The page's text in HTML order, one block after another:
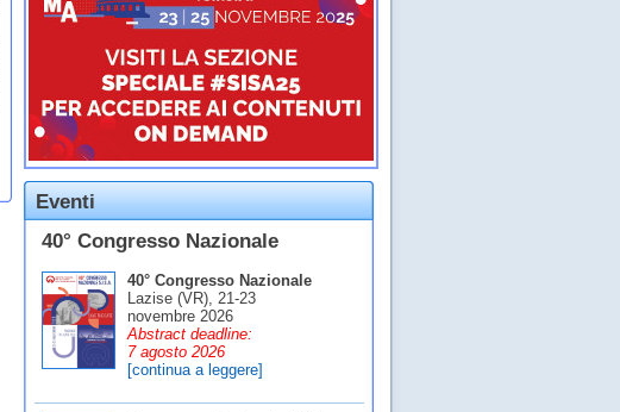
Eventi
40° Congresso Nazionale
40° Congresso Nazionale
Lazise (VR), 21-23
novembre 2026
Abstract deadline:
7 agosto 2026
[continua a leggere]